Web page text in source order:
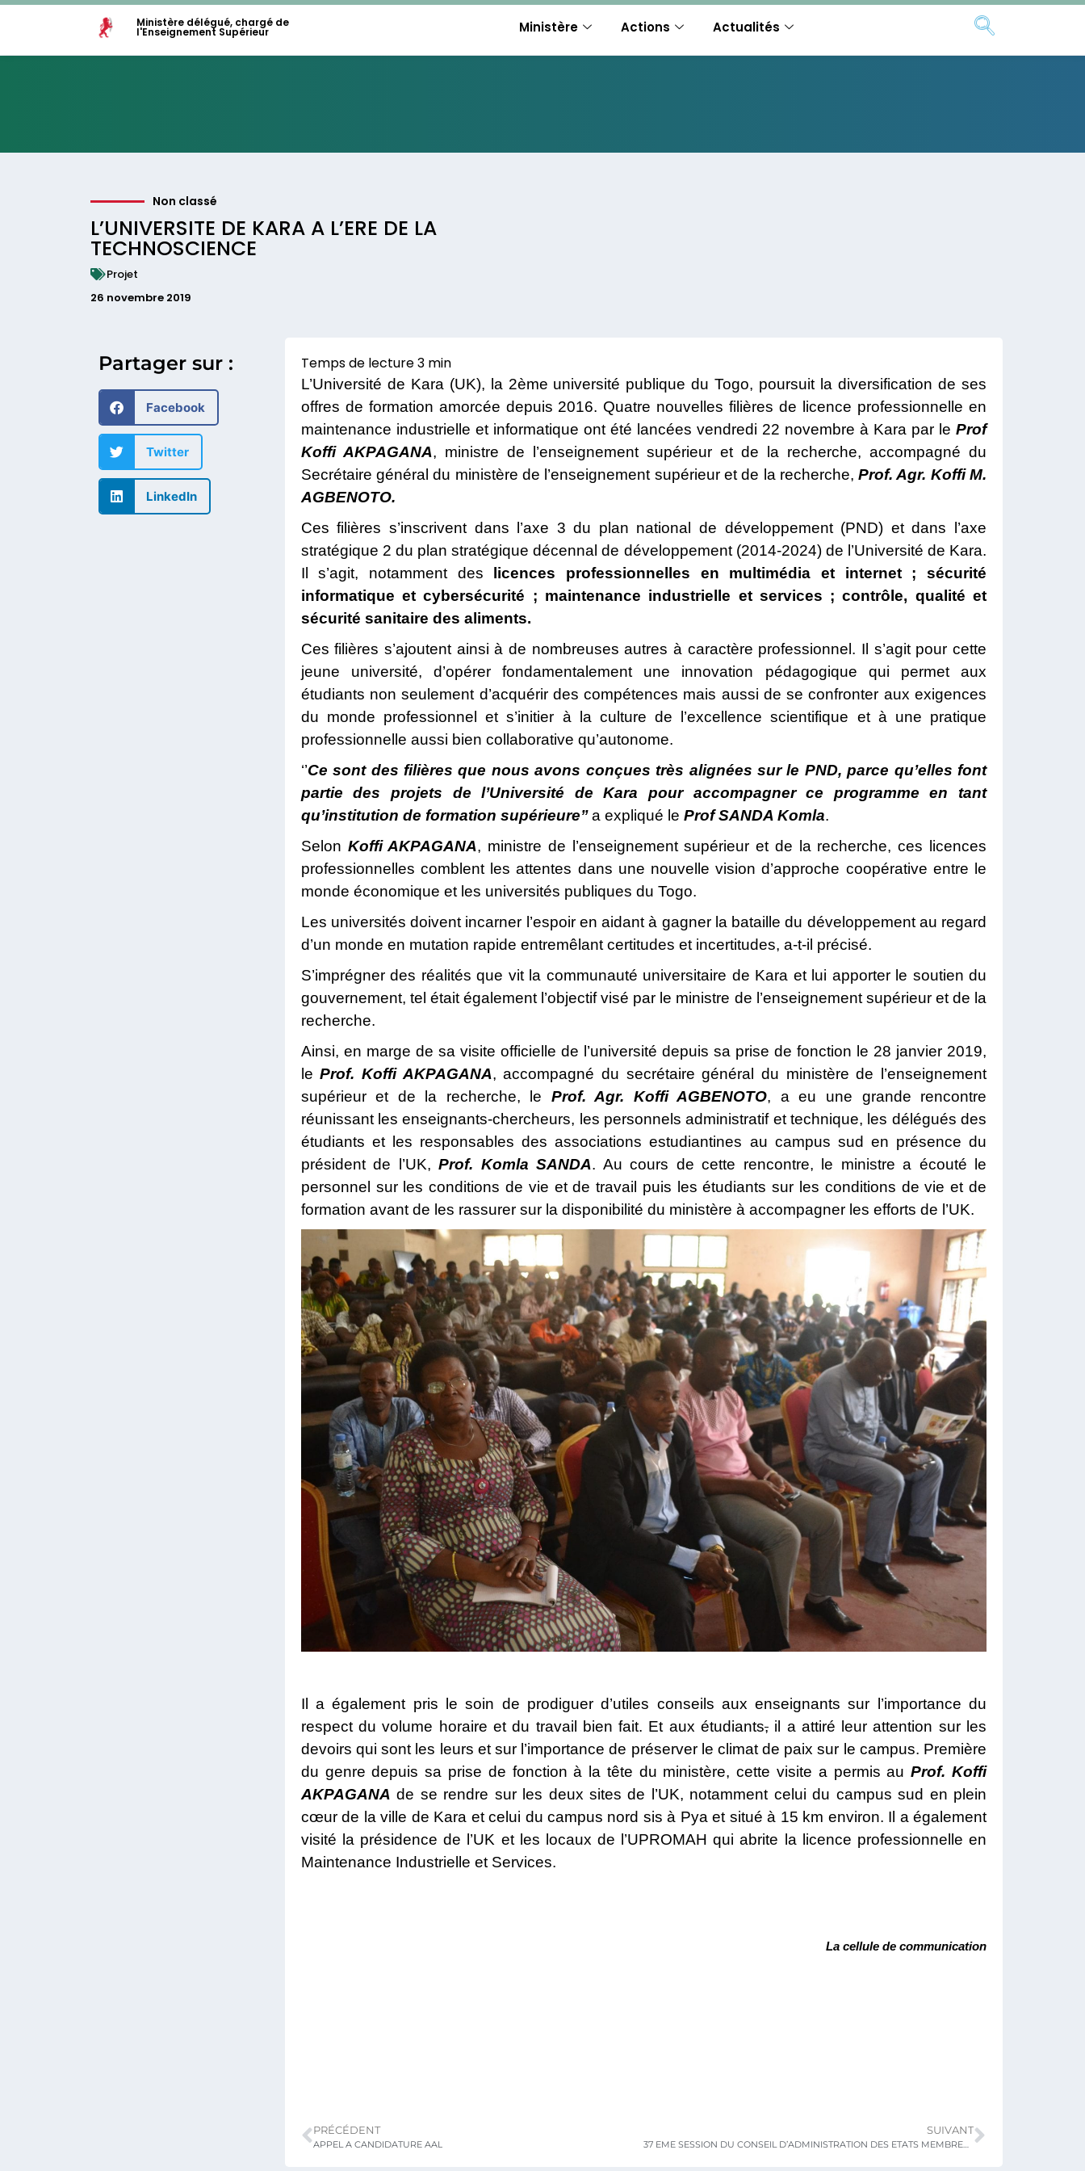
Ministère délégué, chargé de
l'Enseignement Supérieur Ministère Actions Actualités
Non classé
L’UNIVERSITE DE KARA A L’ERE DE LA
TECHNOSCIENCE
Projet
26 novembre 2019
Partager sur :
Facebook
Twitter
LinkedIn
L’Université de Kara (UK), la 2ème université publique du Togo, poursuit la diversification de ses
offres de formation amorcée depuis 2016. Quatre nouvelles filières de licence professionnelle en
maintenance industrielle et informatique ont été lancées vendredi 22 novembre à Kara par le Prof
Koffi AKPAGANA, ministre de l’enseignement supérieur et de la recherche, accompagné du
Secrétaire général du ministère de l’enseignement supérieur et de la recherche,Prof. Agr. Koffi M.
AGBENOTO.
Ces filières s’inscrivent dans l’axe 3 du plan national de développement (PND) et dans l’axe
stratégique 2 du plan stratégique décennal de développement (2014-2024) de l’Université de Kara.
Il s’agit, notamment des licences professionnelles en multimédia et internet ; sécurité
informatique et cybersécurité ; maintenance industrielle et services ; contrôle, qualité et
sécurité sanitaire des aliments.
Ces filières s’ajoutent ainsi à de nombreuses autres à caractère professionnel. Il s’agit pour cette
jeune université, d’opérer fondamentalement une innovation pédagogique qui permet aux
étudiants non seulement d’acquérir des compétences mais aussi de se confronter aux exigences
du monde professionnel et s’initier à la culture de l’excellence scientifique et à une pratique
professionnelle aussi bien collaborative qu’autonome.
‘’Ce sont des filières que nous avons conçues très alignées sur le PND, parce qu’elles font
partie des projets de l’Université de Kara pour accompagner ce programme en tant
qu’institution de formation supérieure’’a expliqué le Prof SANDA Komla.
Selon Koffi AKPAGANA, ministre de l’enseignement supérieur et de la recherche, ces licences
professionnelles comblent les attentes dans une nouvelle vision d’approche coopérative entre le
monde économique et les universités publiques du Togo.
Les universités doivent incarner l’espoir en aidant à gagner la bataille du développement au regard
d’un monde en mutation rapide entremêlant certitudes et incertitudes, a-t-il précisé.
S’imprégner des réalités que vit la communauté universitaire de Kara et lui apporter le soutien du
gouvernement, tel était également l’objectif visé par le ministre de l’enseignement supérieur et de la
recherche.
Ainsi, en marge de sa visite officielle de l’université depuis sa prise de fonction le 28 janvier 2019,
leProf. Koffi AKPAGANA, accompagné du secrétaire général du ministère de l’enseignement
supérieur et de la recherche, le Prof. Agr. Koffi AGBENOTO, a eu une grande rencontre
réunissant les enseignants-chercheurs, les personnels administratif et technique, les délégués des
étudiants et les responsables des associations estudiantines au campus sud en présence du
président de l’UK,Prof. Komla SANDA. Au cours de cette rencontre, le ministre a écouté le
personnel sur les conditions de vie et de travail puis les étudiants sur les conditions de vie et de
formation avant de les rassurer sur la disponibilité du ministère à accompagner les efforts de l’UK.
Il a également pris le soin de prodiguer d’utiles conseils aux enseignants sur l’importance du
respect du volume horaire et du travail bien fait. Et aux étudiants,il a attiré leur attention sur les
devoirs qui sont les leurs et sur l’importance de préserver le climat de paix sur le campus. Première
du genre depuis sa prise de fonction à la tête du ministère, cette visite a permis auProf. Koffi
AKPAGANA de se rendre sur les deux sites de l’UK, notamment celui du campus sud en plein
cœur de la ville de Kara et celui du campus nord sis à Pya et situé à 15 km environ. Il a également
visité la présidence de l’UK et les locaux de l’UPROMAH qui abrite la licence professionnelle en
Maintenance Industrielle et Services.
La cellule de communication
PRÉCÉDENT
APPEL A CANDIDATURE AAL
SUIVANT
37 EME SESSION DU CONSEIL D’ADMINISTRATION DES ETATS MEMBRES DE L’ECOLE AFRICAINE DES METIERS DE L’ARCHITECTURE ET DE L’URBANISME (EAMAU) : REUNION DES EXPERTS.